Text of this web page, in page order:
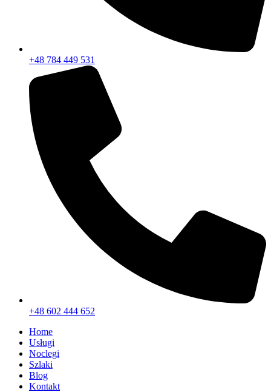
+48 784 449 531
+48 602 444 652
Home
Usługi
Noclegi
Szlaki
Blog
Kontakt